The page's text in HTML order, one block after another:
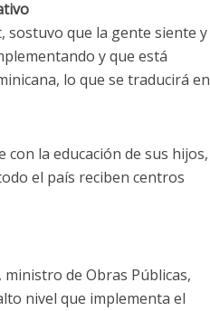
sostuvo que la gente siente y
y que está
lo que se traducirá en
la educación de sus hijos,
el país reciben centros
de Obras Públicas,
nivel que implementa el